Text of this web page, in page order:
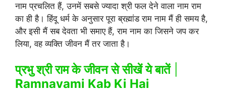
नाम प्रचलित हैं, उनमें सबसे ज्यादा श्री फल देने वाला नाम राम
का ही है। हिंदू धर्म के अनुसार पूरा ब्रह्मांड राम नाम मैं ही समय है,
और इसी मैं सब देवता भी समाए हैं, राम नाम का जिसने जप कर
लिया, वह व्यक्ति जीवन मैं तर जाता है।
प्रभु श्री राम के जीवन से सीखें ये बातें|
Ramnavami Kab Ki Hai